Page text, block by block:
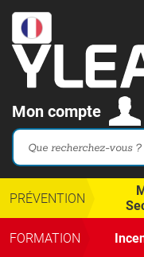
Mon compte
PRÉVENTION
FORMATION